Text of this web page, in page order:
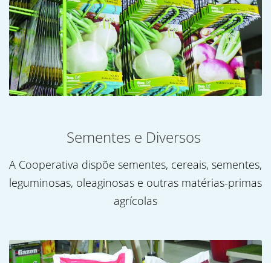
Sementes e Diversos
A Cooperativa dispõe sementes, cereais, sementes,
leguminosas, oleaginosas e outras matérias-primas
agrícolas